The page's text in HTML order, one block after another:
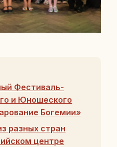
Фестиваль-
и Юношеского
Богемии»
разных стран
центре